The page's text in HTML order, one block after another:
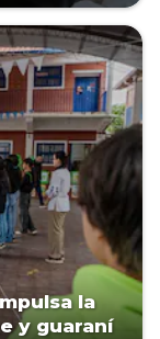
la
y guaraní